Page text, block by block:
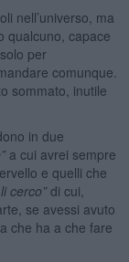
nell’universo, ma
qualcuno, capace
per
comunque.
sommato, inutile
in due
a cui avrei sempre
e quelli che
cerco”di cui,
se avessi avuto
che ha a che fare